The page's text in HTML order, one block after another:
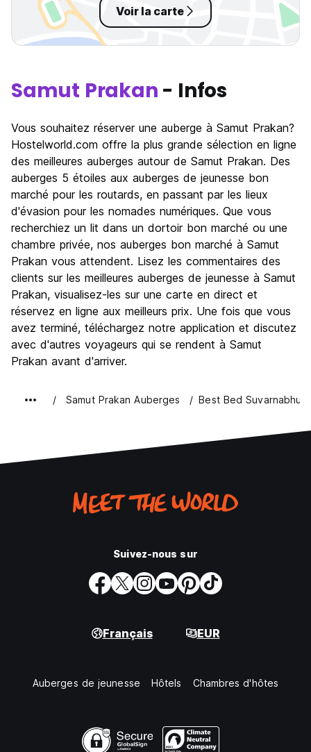
Voir la carte
Samut Prakan - Infos
Vous souhaitez réserver une auberge à Samut Prakan?
Hostelworld.com offre la plus grande sélection en ligne
des meilleures auberges autour de Samut Prakan. Des
auberges 5 étoiles aux auberges de jeunesse bon
marché pour les routards, en passant par les lieux
d'évasion pour les nomades numériques. Que vous
recherchiez un lit dans un dortoir bon marché ou une
chambre privée, nos auberges bon marché à Samut
Prakan vous attendent. Lisez les commentaires des
clients sur les meilleures auberges de jeunesse à Samut
Prakan, visualisez-les sur une carte en direct et
réservez en ligne aux meilleurs prix. Une fois que vous
avez terminé, téléchargez notre application et discutez
avec d'autres voyageurs qui se rendent à Samut
Prakan avant d'arriver.
Samut Prakan Auberges Best Bed
Suivez-nous sur
Français EUR
Auberges de jeunesse Hôtels Chambres d'hôtes